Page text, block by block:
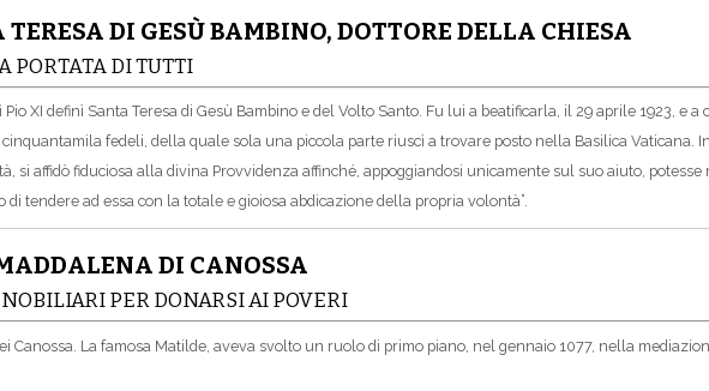
TERESA DI GESÙ BAMBINO, DOTTORE DELLA CHIESA
PORTATA DI TUTTI
Pio XI definì Santa Teresa di Gesù Bambino e del Volto Santo. Fu lui a beatificarla, il 29 aprile 1923, e
fedeli, della quale sola una piccola parte riuscì a trovare posto nella Basilica Vaticana.
si affidò fiduciosa alla divina Provvidenza affinché, appoggiandosi unicamente sul suo aiuto,
di tendere ad essa con la totale e gioiosa abdicazione della propria volontà”.
DI CANOSSA
PER DONARSI AI POVERI
Canossa. La famosa Matilde, aveva svolto un ruolo di primo piano, nel gennaio 1077, nella